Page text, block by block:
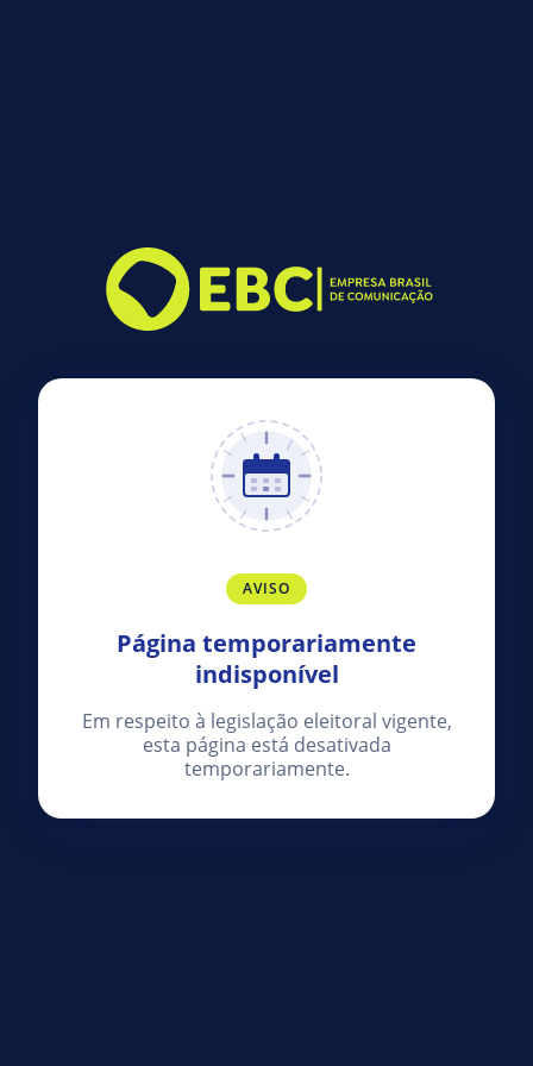
AVISO
Página temporariamente
indisponível
Em respeito à legislação eleitoral vigente,
esta página está desativada
temporariamente.